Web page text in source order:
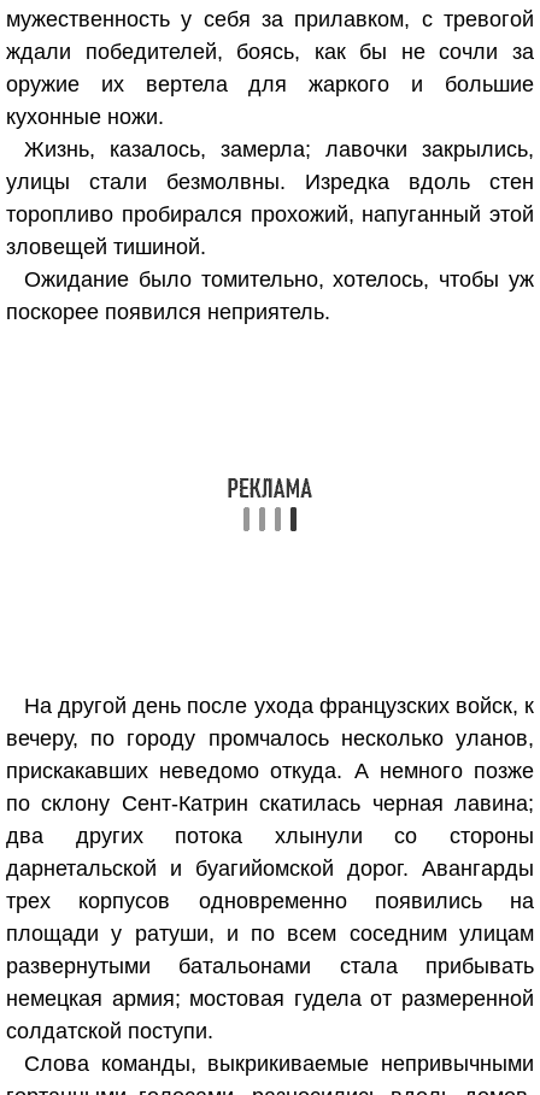
мужественность у себя за прилавком, с тревогой
ждали победителей, боясь, как бы не сочли за
оружие их вертела для жаркого и большие
кухонные ножи.
Жизнь, казалось, замерла; лавочки закрылись,
улицы стали безмолвны. Изредка вдоль стен
торопливо пробирался прохожий, напуганный этой
зловещей тишиной.
Ожидание было томительно, хотелось, чтобы уж
поскорее появился неприятель.
На другой день после ухода французских войск, к
вечеру, по городу промчалось несколько уланов,
прискакавших неведомо откуда. А немного позже
по склону Сент-Катрин скатилась черная лавина;
два других потока хлынули со стороны
дарнетальской и буагийомской дорог. Авангарды
трех корпусов одновременно появились на
площади у ратуши, и по всем соседним улицам
развернутыми батальонами стала прибывать
немецкая армия; мостовая гудела от размеренной
солдатской поступи.
Слова команды, выкрикиваемые непривычными